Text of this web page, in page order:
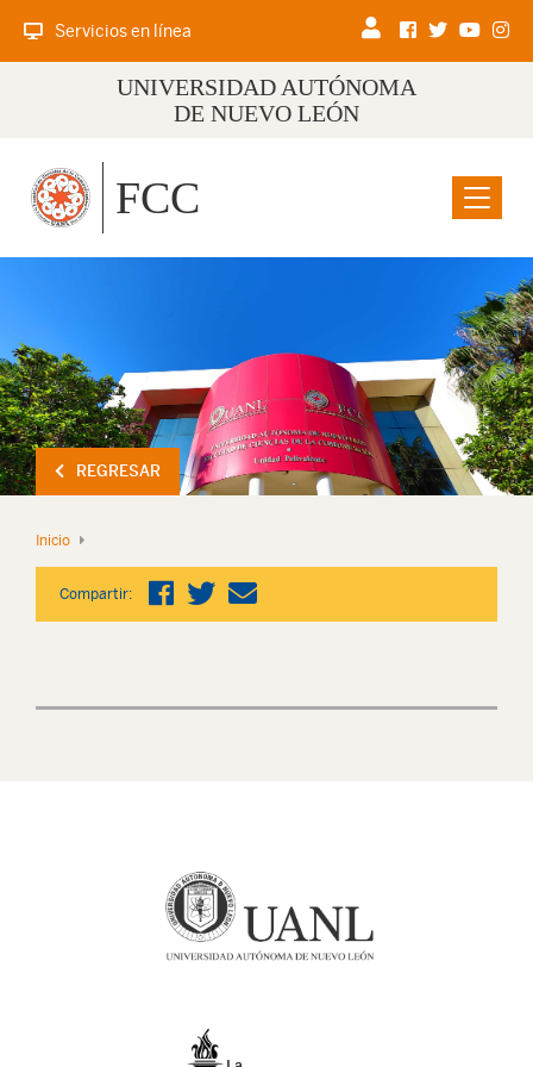
Servicios en línea
UNIVERSIDAD AUTÓNOMA
DE NUEVO LEÓN
Menu
FCC
REGRESAR
Inicio
Compartir: